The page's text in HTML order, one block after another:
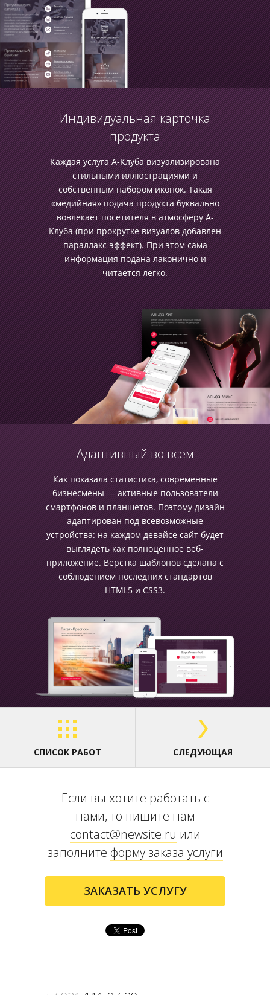
Индивидуальная карточка
продукта
Каждая услуга А-Клуба визуализирована
стильными иллюстрациями и
собственным набором иконок. Такая
«медийная» подача продукта буквально
вовлекает посетителя в атмосферу А-
Клуба (при прокрутке визуалов добавлен
параллакс-эффект). При этом сама
информация подана лаконично и
читается легко.
Адаптивный во всем
Как показала статистика, современные
бизнесмены — активные пользователи
смартфонов и планшетов. Поэтому дизайн
адаптирован под всевозможные
устройства: на каждом девайсе сайт будет
выглядеть как полноценное веб-
приложение. Верстка шаблонов сделана с
соблюдением последних стандартов
HTML5 и CSS3.
СПИСОК РАБОТ СЛЕДУЮЩАЯ
Если вы хотите работать с
нами, то пишите нам
contact@newsite.ru или
заполните форму заказа услуги
ЗАКАЗАТЬ УСЛУГУ